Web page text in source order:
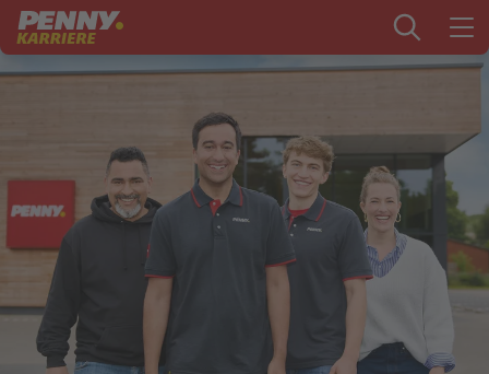
Zum Inhalt springen
Startseite
PENNY als Arbeitgeber
Ausbildung
Logistik
Zentrale & Vertrieb